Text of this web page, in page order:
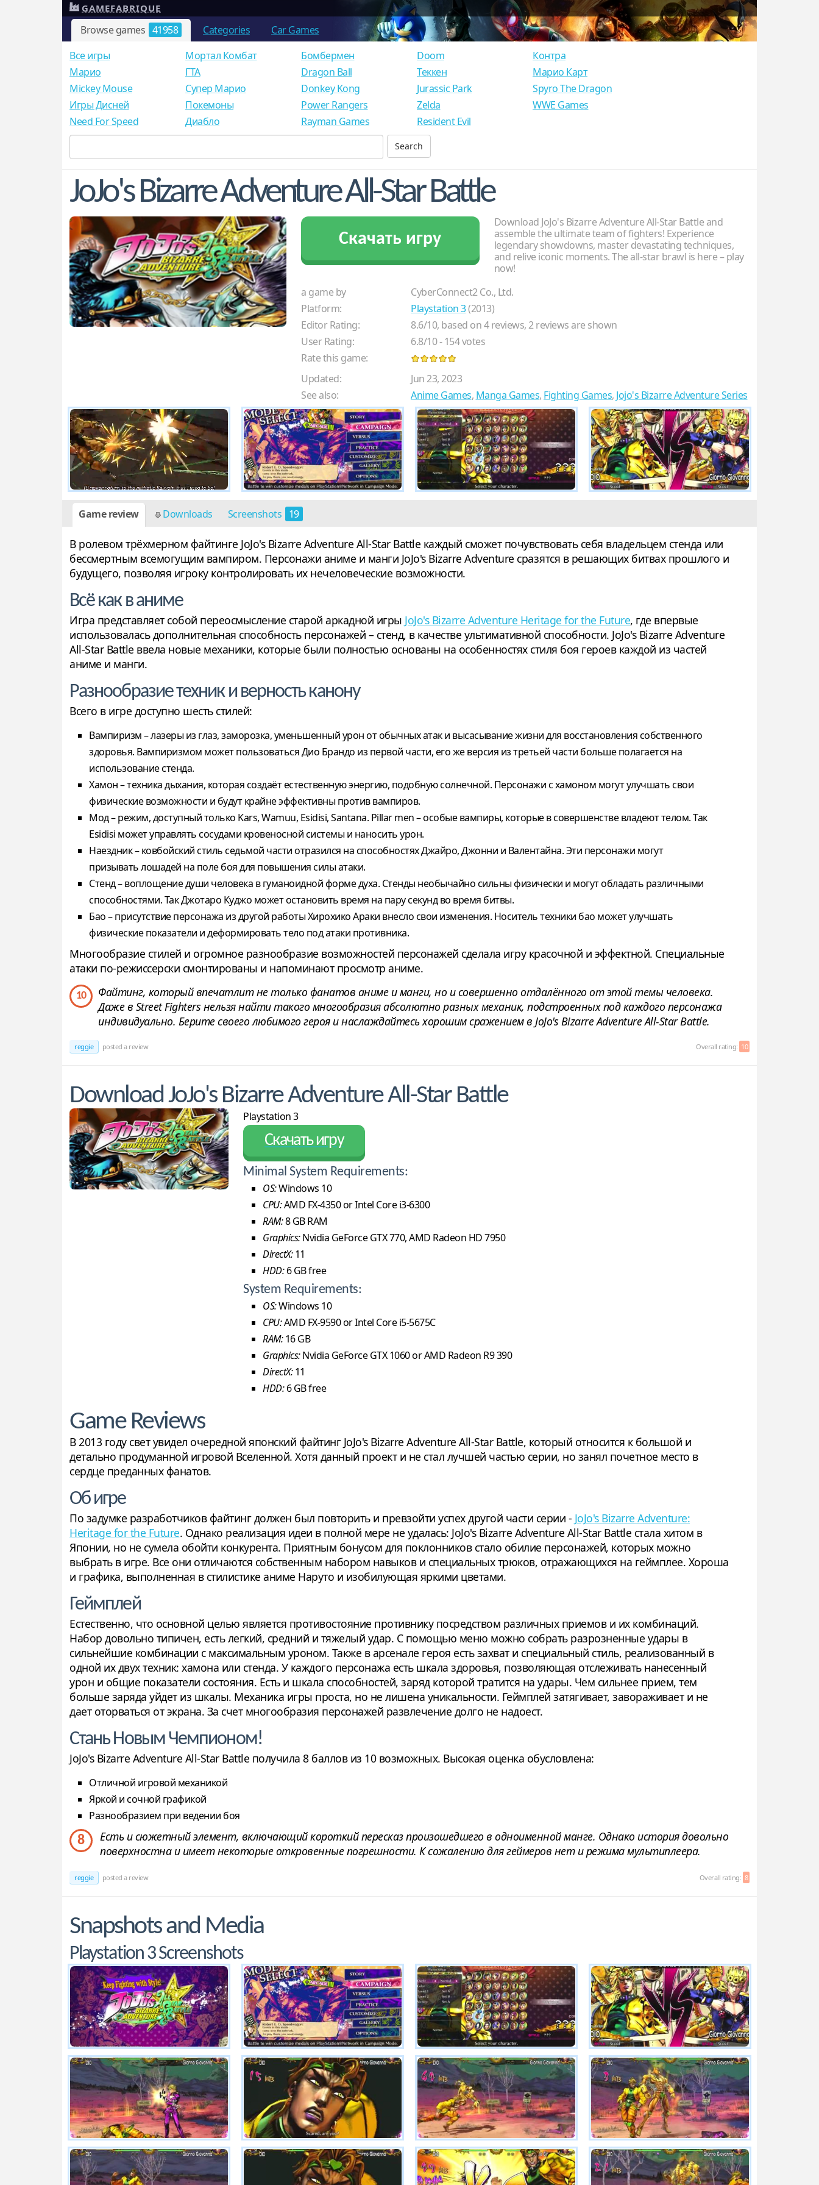
Browse games 41958 Categories Car Games
GAMEFABRIQUE
Все игры
Mарио
Mickey Mouse
Игры Дисней
Need For Speed
Мортал Комбат
ГТА
Супер Марио
Покемоны
Диабло
Бомбермен
Dragon Ball
Donkey Kong
Power Rangers
Rayman Games
Doom
Теккен
Jurassic Park
Zelda
Resident Evil
Контра
Марио Карт
Spyro The Dragon
WWE Games
JoJo's Bizarre Adventure All-Star Battle
Скачать игру
Download JoJo's Bizarre Adventure All-Star Battle and
assemble the ultimate team of fighters! Experience
legendary showdowns, master devastating techniques,
and relive iconic moments. The all-star brawl is here – play
now!
a game by
CyberConnect2 Co., Ltd.
Platform:
Playstation 3(2013)
Editor Rating:
8.6/10, based on4reviews,2reviews are shown
User Rating:
6.8/10-154votes
Rate this game:
Updated:
Jun 23, 2023
See also:
Anime Games, Manga Games, Fighting Games, Jojo's Bizarre Adventure Series
Game review Downloads Screenshots 19
В ролевом трёхмерном файтинге JoJo's Bizarre Adventure All-Star Battle каждый сможет почувствовать себя владельцем стенда или
бессмертным всемогущим вампиром. Персонажи аниме и манги JoJo's Bizarre Adventure сразятся в решающих битвах прошлого и
будущего, позволяя игроку контролировать их нечеловеческие возможности.
Всё как в аниме
Игра представляет собой переосмысление старой аркадной игры JoJo's Bizarre Adventure Heritage for the Future, где впервые
использовалась дополнительная способность персонажей – стенд, в качестве ультимативной способности. JoJo's Bizarre Adventure
All-Star Battle ввела новые механики, которые были полностью основаны на особенностях стиля боя героев каждой из частей
аниме и манги.
Разнообразие техник и верность канону
Всего в игре доступно шесть стилей:
Вампиризм – лазеры из глаз, заморозка, уменьшенный урон от обычных атак и высасывание жизни для восстановления собственного
здоровья. Вампиризмом может пользоваться Дио Брандо из первой части, его же версия из третьей части больше полагается на
использование стенда.
Хамон – техника дыхания, которая создаёт естественную энергию, подобную солнечной. Персонажи с хамоном могут улучшать свои
физические возможности и будут крайне эффективны против вампиров.
Мод – режим, доступный только Kars, Wamuu, Esidisi, Santana. Pillar men – особые вампиры, которые в совершенстве владеют телом. Так
Esidisi может управлять сосудами кровеносной системы и наносить урон.
Наездник – ковбойский стиль седьмой части отразился на способностях Джайро, Джонни и Валентайна. Эти персонажи могут
призывать лошадей на поле боя для повышения силы атаки.
Стенд – воплощение души человека в гуманоидной форме духа. Стенды необычайно сильны физически и могут обладать различными
способностями. Так Джотаро Куджо может остановить время на пару секунд во время битвы.
Бао – присутствие персонажа из другой работы Хирохико Араки внесло свои изменения. Носитель техники бао может улучшать
физические показатели и деформировать тело под атаки противника.
Многообразие стилей и огромное разнообразие возможностей персонажей сделала игру красочной и эффектной. Специальные
атаки по-режиссерски смонтированы и напоминают просмотр аниме.
10
Файтинг, который впечатлит не только фанатов аниме и манги, но и совершенно отдалённого от этой темы человека.
Даже в Street Fighters нельзя найти такого многообразия абсолютно разных механик, подстроенных под каждого персонажа
индивидуально. Берите своего любимого героя и наслаждайтесь хорошим сражением в JoJo's Bizarre Adventure All-Star Battle.
reggie posted a review Overall rating: 10
Download JoJo's Bizarre Adventure All-Star Battle
Playstation 3
Скачать игру
Minimal System Requirements:
OS:Windows 10
CPU:AMD FX-4350 or Intel Core i3-6300
RAM:8 GB RAM
Graphics:Nvidia GeForce GTX 770, AMD Radeon HD 7950
DirectX:11
HDD:6 GB free
System Requirements:
OS:Windows 10
CPU:AMD FX-9590 or Intel Core i5-5675C
RAM:16 GB
Graphics:Nvidia GeForce GTX 1060 or AMD Radeon R9 390
DirectX:11
HDD:6 GB free
Game Reviews
В 2013 году свет увидел очередной японский файтинг JoJo's Bizarre Adventure All-Star Battle, который относится к большой и
детально продуманной игровой Вселенной. Хотя данный проект и не стал лучшей частью серии, но занял почетное место в
сердце преданных фанатов.
Об игре
По задумке разработчиков файтинг должен был повторить и превзойти успех другой части серии - JoJo's Bizarre Adventure:
Heritage for the Future. Однако реализация идеи в полной мере не удалась: JoJo's Bizarre Adventure All-Star Battle стала хитом в
Японии, но не сумела обойти конкурента. Приятным бонусом для поклонников стало обилие персонажей, которых можно
выбрать в игре. Все они отличаются собственным набором навыков и специальных трюков, отражающихся на геймплее. Хороша
и графика, выполненная в стилистике аниме Наруто и изобилующая яркими цветами.
Геймплей
Естественно, что основной целью является противостояние противнику посредством различных приемов и их комбинаций.
Набор довольно типичен, есть легкий, средний и тяжелый удар. С помощью меню можно собрать разрозненные удары в
сильнейшие комбинации с максимальным уроном. Также в арсенале героя есть захват и специальный стиль, реализованный в
одной их двух техник: хамона или стенда. У каждого персонажа есть шкала здоровья, позволяющая отслеживать нанесенный
урон и общие показатели состояния. Есть и шкала способностей, заряд которой тратится на удары. Чем сильнее прием, тем
больше заряда уйдет из шкалы. Механика игры проста, но не лишена уникальности. Геймплей затягивает, завораживает и не
дает оторваться от экрана. За счет многообразия персонажей развлечение долго не надоест.
Стань Новым Чемпионом!
JoJo's Bizarre Adventure All-Star Battle получила 8 баллов из 10 возможных. Высокая оценка обусловлена:
Отличной игровой механикой
Яркой и сочной графикой
Разнообразием при ведении боя
8
Есть и сюжетный элемент, включающий короткий пересказ произошедшего в одноименной манге. Однако история довольно
поверхностна и имеет некоторые откровенные погрешности. К сожалению для геймеров нет и режима мультиплеера.
reggie posted a review Overall rating: 8
Snapshots and Media
Playstation 3 Screenshots